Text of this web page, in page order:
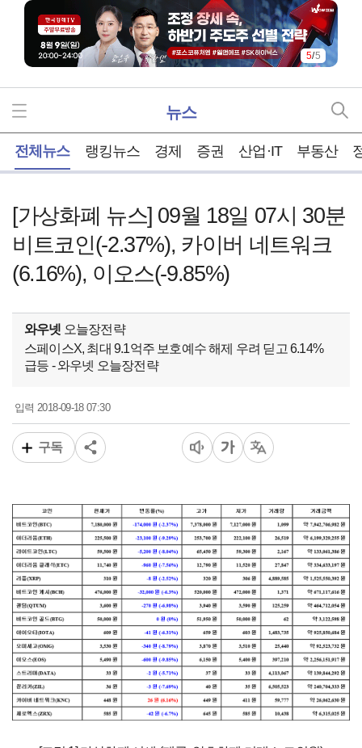
5/5
뉴스
전체뉴스 랭킹뉴스 경제 증권 산업·IT 부동산
[가상화폐 뉴스] 09월 18일 07시 30분
비트코인(-2.37%), 카이버 네트워크
(6.16%), 이오스(-9.85%)
와우넷 오늘장전략
스페이스X, 최대 9.1억주 보호예수 해제 우려 딛고 6.14%
급등 - 와우넷 오늘장전략
입력2018-09-18 07:30
구독